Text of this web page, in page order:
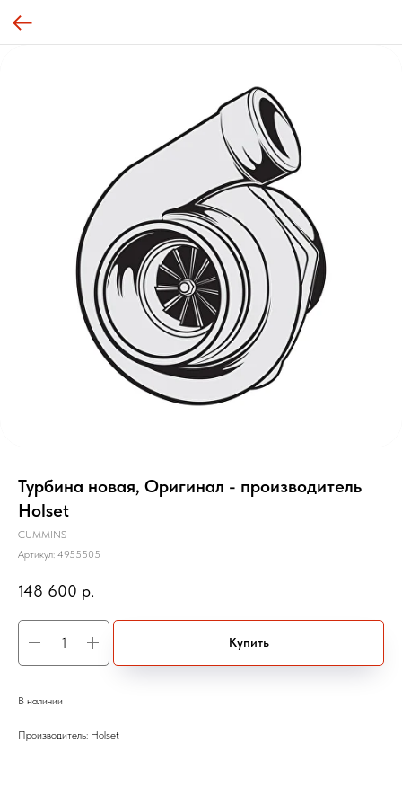
Турбина новая, Оригинал - производитель
Holset
CUMMINS
Артикул: 4955505
148 600 р.
Купить
В наличии
Производитель: Holset